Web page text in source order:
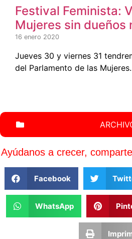
Festival Feminista:
Mujeres sin dueños
16 enero 2020
Jueves 30 y viernes 31
del Parlamento de las Mujeres.
Ayúdanos a crecer,
Facebook
WhatsApp